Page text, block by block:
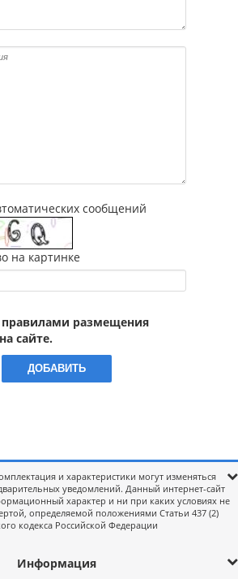
сообщений
на картинке
правилами размещения
сайте.
и характеристики могут изменяться
уведомлений. Данный интернет-сайт
характер и ни при каких условиях не
определяемой положениями Статьи 437 (2)
кодекса Российской Федерации
Информация